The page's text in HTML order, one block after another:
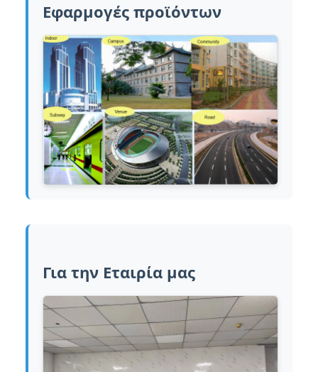
Εφαρμογές προϊόντων
Για την Εταιρία μας